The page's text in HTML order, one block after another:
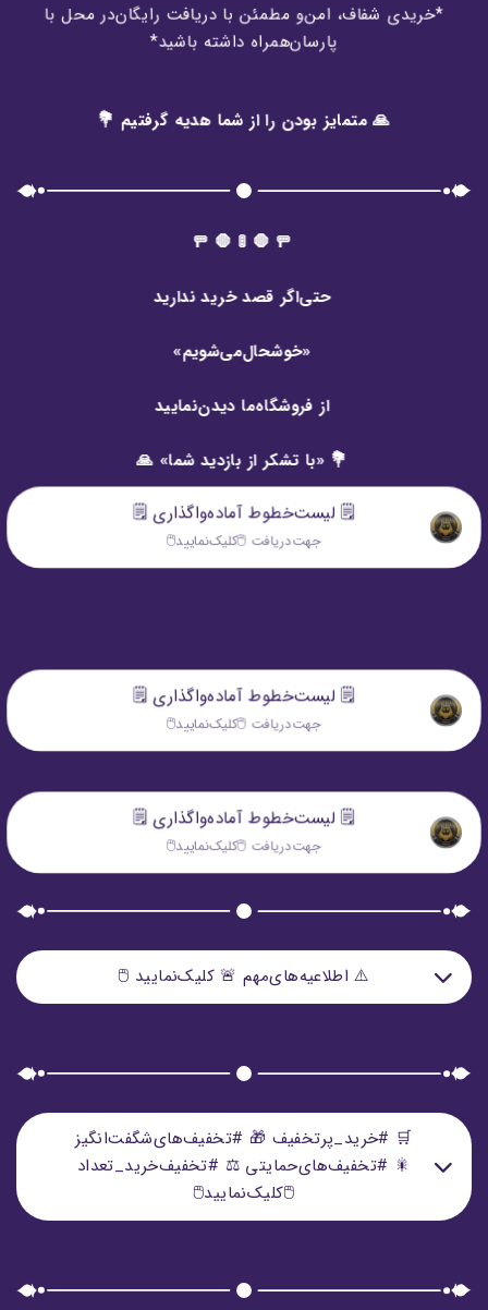
*خریدی شفاف، امن‌و مطمئن با دریافت رایگان‌در محل با
پارسان‌همراه داشته باشید*
🙏 متمایز بودن را از شما هدیه گرفتیم 💐
🚥 🛑 🚦 🛑 🚥
حتی‌اگر قصد خرید ندارید
«خوشحال‌می‌شویم»
از فروشگاه‌ما دیدن‌نمایید
💐 «با تشکر از بازدید شما» 🙏
🗒️ لیست‌خطوط آماده‌واگذاری 🗒️
جهت‌دريافت 🖱️كليک‌نماييد🖱️
🗒️ لیست‌خطوط آماده‌واگذاری 🗒️
جهت‌دريافت 🖱️كليک‌نماييد🖱️
🗒️ لیست‌خطوط آماده‌واگذاری 🗒️
جهت‌دريافت 🖱️كليک‌نماييد🖱️
⚠️ اطلاعیه‌های‌مهم 🚨 کلیک‌نمایید 🖱️
🚨 اگر مسئول‌فروش فروشگاه قبل‌از معامله برای‌شما تخفیفی
اعمال‌نمایید، اعتبار آن‌تخفیف فقط تا پایان همان‌روز اعتبار
دارد 🚨
قوانین‌فروشگاه را بصورت کامل مطالعه فرمایید: (قوانین‌رزرو /
🛒 #خرید_پرتخفیف 🎁 #تخفیف‌های‌شگفت‌انگیز
🎇 #تخفیف‌های‌حمایتی ⚖️ #تخفیف‌خرید_تعداد
🖱️کلیک‌نمایید🖱️